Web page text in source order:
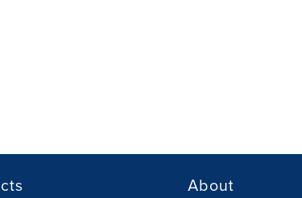
About